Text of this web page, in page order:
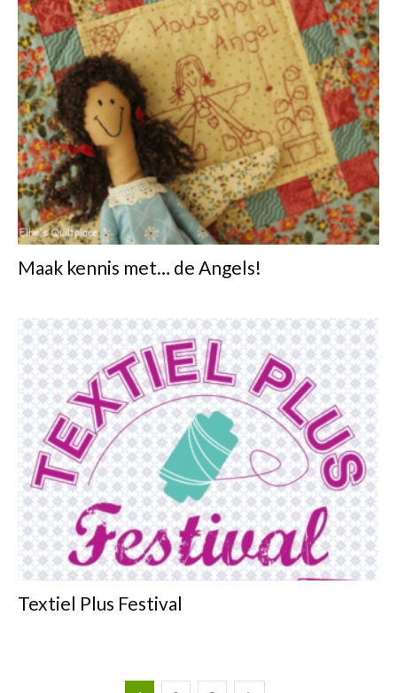
Maak kennis met… de Angels!
Textiel Plus Festival